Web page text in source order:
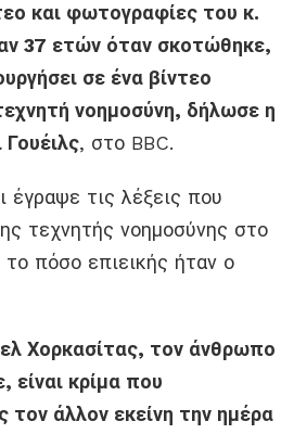
και φωτογραφίες του κ.
37 ετών όταν σκοτώθηκε,
σε ένα βίντεο
νοημοσύνη, δήλωσε η
, στο BBC.
έγραψε τις λέξεις που
τεχνητής νοημοσύνης στο
το πόσο επιεικής ήταν ο
Χορκασίτας, τον άνθρωπο
κρίμα που
τον άλλον εκείνη την ημέρα